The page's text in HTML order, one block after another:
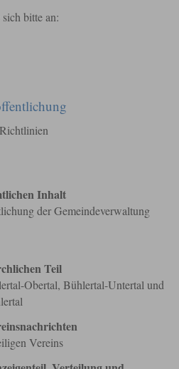
bitte an:
Inhalt
der Gemeindeverwaltung
Teil
Obertal, Bühlertal-Untertal und
Vereins